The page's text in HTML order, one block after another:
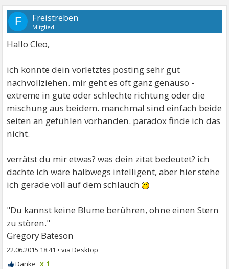
F Freistreben
Mitglied
Hallo Cleo,
ich konnte dein vorletztes posting sehr gut
nachvollziehen. mir geht es oft ganz genauso -
extreme in gute oder schlechte richtung oder die
mischung aus beidem. manchmal sind einfach beide
seiten an gefühlen vorhanden. paradox finde ich das
nicht.
verrätst du mir etwas? was dein zitat bedeutet? ich
dachte ich wäre halbwegs intelligent, aber hier stehe
ich gerade voll auf dem schlauch
"Du kannst keine Blume berühren, ohne einen Stern
zu stören."
Gregory Bateson
22.06.2015 18:41 •
x 1